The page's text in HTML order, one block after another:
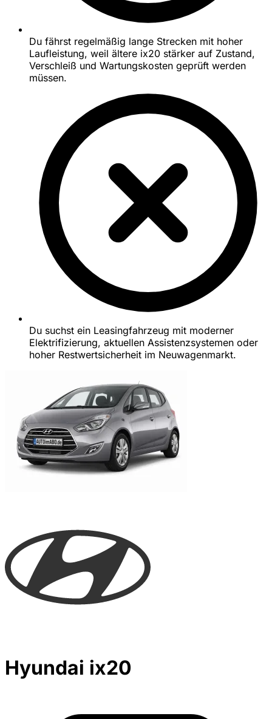
Du fährst regelmäßig lange Strecken mit hoher
Laufleistung, weil ältere ix20 stärker auf Zustand,
Verschleiß und Wartungskosten geprüft werden
müssen.
Du suchst ein Leasingfahrzeug mit moderner
Elektrifizierung, aktuellen Assistenzsystemen oder
hoher Restwertsicherheit im Neuwagenmarkt.
Hyundai ix20